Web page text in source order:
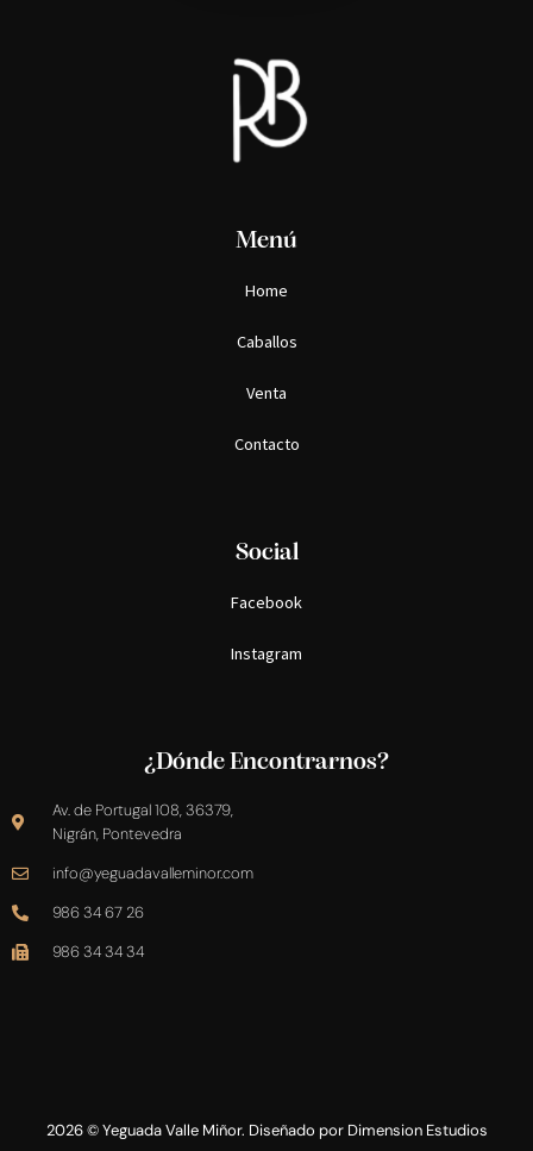
Menú
Home
Caballos
Venta
Contacto
Social
Facebook
Instagram
¿Dónde Encontrarnos?
Av. de Portugal 108, 36379,
Nigrán, Pontevedra
info@yeguadavalleminor.com​
986 34 67 26
986 34 34 34
2026 © Yeguada Valle Miñor. Diseñado por Dimension Estudios